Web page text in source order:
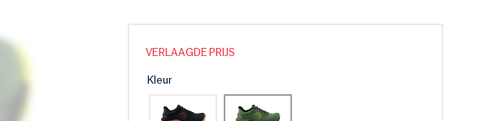
VERLAAGDE PRIJS
Kleur